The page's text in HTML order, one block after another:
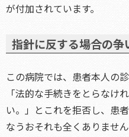
が付加されています。
指針に反する場合の争
この病院では、患者本人の
「法的な手続きをとらなけ
い。」とこれを拒否し、患
なうおそれも全くありませ